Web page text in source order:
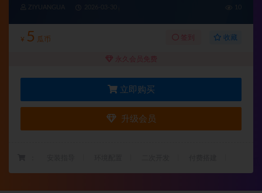
ZIYUANGUA
¥ 5 瓜币 签到 收藏
永久会员免费
立即购买
升级会员